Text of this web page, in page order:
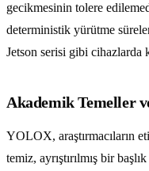
gecikmesinin tolere
deterministik yürütme
Jetson serisi gibi cihazlarda
Akademik Temeller
YOLOX, araştırmacıların
temiz, ayrıştırılmış bir